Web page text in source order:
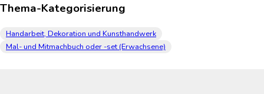
Thema-Kategorisierung
Handarbeit, Dekoration und Kunsthandwerk
Mal- und Mitmachbuch oder -set (Erwachsene)